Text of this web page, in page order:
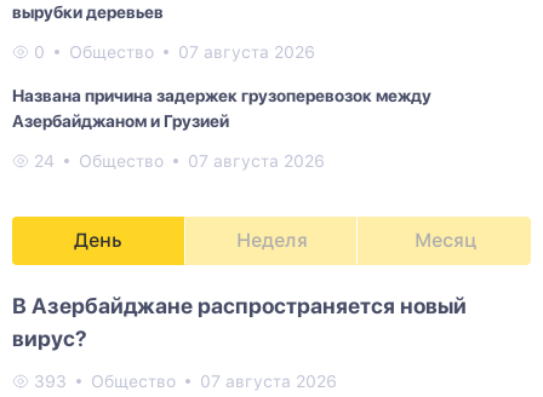
вырубки деревьев
0 Общество 07 августа 2026
Названа причина задержек грузоперевозок между
Азербайджаном и Грузией
24 Общество 07 августа 2026
День Неделя Месяц
В Азербайджане распространяется новый
вирус?
393 Общество 07 августа 2026